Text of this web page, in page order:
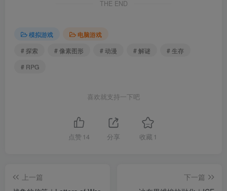
THE END
模拟游戏
电脑游戏
# 探索
# 像素图形 # 动漫 # 解谜
# 生存
# RPG
喜欢就支持一下吧
点赞 14 分享 收藏 1
上一篇
下一篇